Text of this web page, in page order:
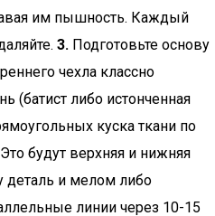
им пышность. Каждый
3. Подготовьте основу
чехла классно
(батист либо истонченная
куска ткани по
будут верхняя и нижняя
деталь и мелом либо
линии через 10-15